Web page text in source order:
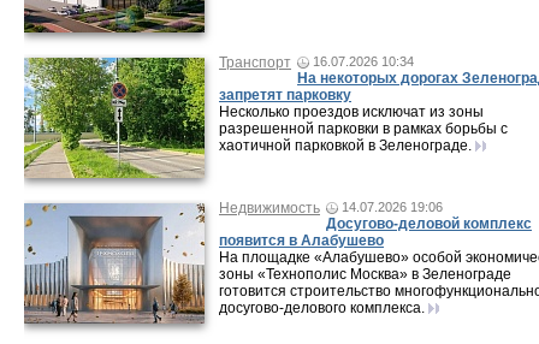
Транспорт 16.07.2026 10:34
На некоторых дорогах
запретят парковку
Несколько проездов исключат из зоны
разрешенной парковки в рамках борьбы с
хаотичной парковкой в Зеленограде.
Недвижимость 14.07.2026 19:06
Досугово-деловой комплекс
появится в Алабушево
На площадке «Алабушево» особой
зоны «Технополис Москва» в Зеленограде
готовится строительство
досугово-делового комплекса.